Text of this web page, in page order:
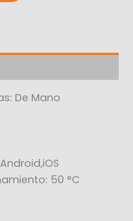
De Mano
50 °C